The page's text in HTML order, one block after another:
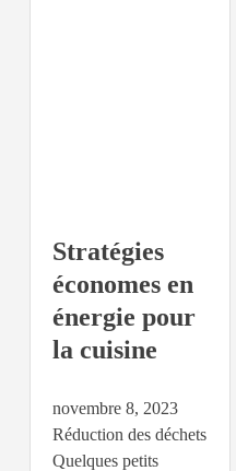
Stratégies
économes en
énergie pour
la cuisine
novembre 8, 2023
Réduction des déchets
Quelques petits